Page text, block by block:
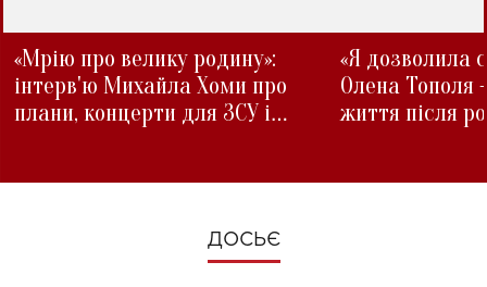
«Мрію про велику родину»:
інтерв'ю Михайла Хоми про
плани, концерти для ЗСУ і
«Я дозволила
Олена Тополя
життя після
ДОСЬЄ